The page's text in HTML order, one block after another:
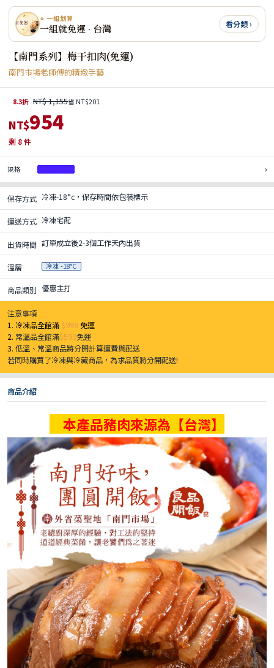
⭐ 一組划算
一組就免運 · 台灣 看分類 ›
【南門系列】梅干扣肉(免運)
南門市場老師傅的精緻手藝
8.3折 NT$ 1,155省 NT$201
NT$954
剩 8件
規格 ›
保存方式 冷凍-18°c，保存時間依包裝標示
運送方式 冷凍宅配
出貨時間 訂單成立後2-3個工作天內出貨
溫層 冷凍 -18°C
商品類別 優惠主打
注意事項
1. 冷凍品全館滿 $999免運
2. 常溫品全館滿$599免運
3.低溫、常溫商品將分開計算運費與配送
若同時購買了冷凍與冷藏商品，為求品質將分開配送!
商品介紹
本產品豬肉來源為【台灣】